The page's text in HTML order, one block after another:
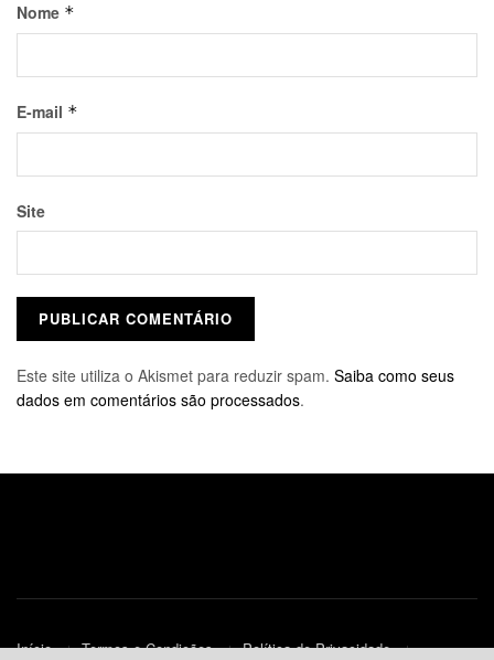
Nome *
E-mail *
Site
Este site utiliza o Akismet para reduzir spam. Saiba como seus
dados em comentários são processados.
Início Termos e Condições Política de Privacidade